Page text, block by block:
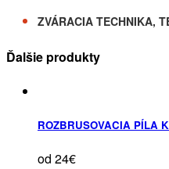
ZVÁRACIA TECHNIKA,
Ďalšie produkty
ROZBRUSOVACIA PÍLA
od 24€